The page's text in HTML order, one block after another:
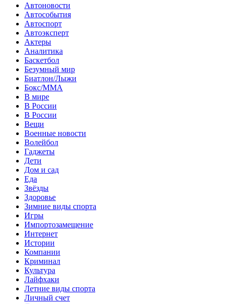
Автоновости
Автособытия
Автоспорт
Автоэксперт
Актеры
Аналитика
Баскетбол
Безумный мир
Биатлон/Лыжи
Бокс/MMA
В мире
В России
В России
Вещи
Военные новости
Волейбол
Гаджеты
Дети
Дом и сад
Еда
Звёзды
Здоровье
Зимние виды спорта
Игры
Импортозамещение
Интернет
Истории
Компании
Криминал
Культура
Лайфхаки
Летние виды спорта
Личный счет